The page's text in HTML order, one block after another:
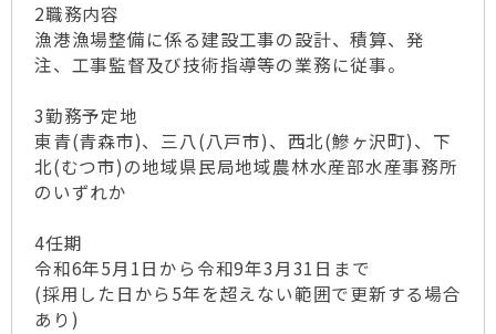
2職務内容
漁港漁場整備に係る建設工事の設計、積算、発
注、工事監督及び技術指導等の業務に従事。
3勤務予定地
東青(青森市)、三八(八戸市)、西北(鰺ヶ沢町)、下
北(むつ市)の地域県民局地域農林水産部水産事務所
のいずれか
4任期
令和6年5月1日から令和9年3月31日まで
(採用した日から5年を超えない範囲で更新する場合
あり)